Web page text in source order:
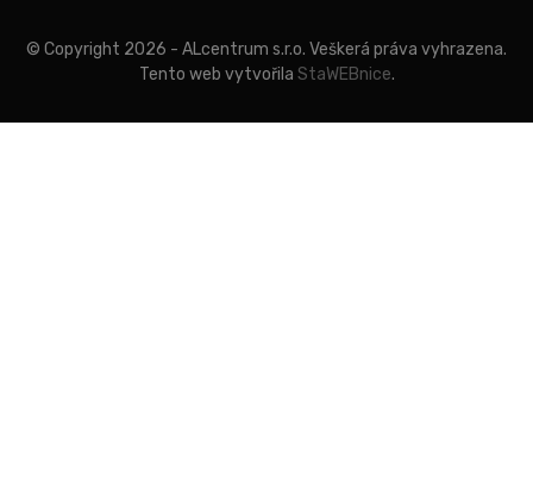
© Copyright 2026 - ALcentrum s.r.o. Veškerá práva vyhrazena.
Tento web vytvořila StaWEBnice.